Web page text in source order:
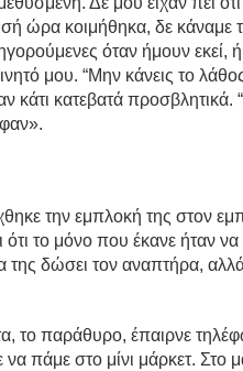
ώρα κοιμήθηκα, δε κάναμε
όταν ήμουν εκεί,
μου. “Μην κάνεις το λάθος
κάτι κατεβατά
την εμπλοκή της στον
ότι το μόνο που έκανε ήταν να
της δώσει τον αναπτήρα,
το παράθυρο, έπαιρνε
πάμε στο μίνι μάρκετ. Στο